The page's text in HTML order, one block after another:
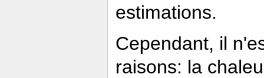
estimations.
Cependant, il
raisons: la